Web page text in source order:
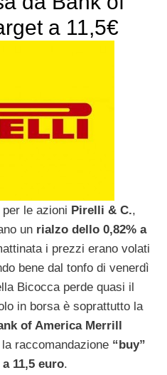
a 11,5€
le azioni Pirelli & C.,
un rialzo dello 0,82% a
i prezzi erano volati
bene dal tonfo di venerdì
Bicocca perde quasi il
in borsa è soprattutto la
of America Merrill
raccomandazione “buy”
11,5 euro.